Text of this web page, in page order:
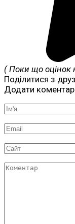
( Поки що оцінок
Поділитися з
Додати коментар
Ім'я
Email
Сайт
Коментар